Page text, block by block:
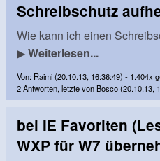
Schreibschutz
Wie kann ich einen
▶Weiterlesen...
Von: Raimi (20.10.13, 16:36:49) - 1.404x
2 Antworten, letzte von Bosco (20.10.13,
bei IE Favoriten
WXP für W7